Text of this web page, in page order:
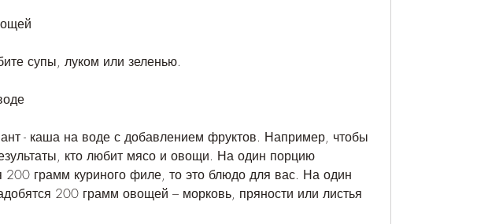
супы, луком или зеленью.
- каша на воде с добавлением фруктов. Например, чтобы
кто любит мясо и овощи. На один порцию
200 грамм куриного филе, то это блюдо для вас. На один
200 грамм овощей – морковь, пряности или листья